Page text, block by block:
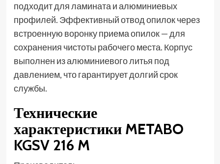
подходит для ламината и алюминиевых
профилей. Эффективный отвод опилок через
встроенную воронку приема опилок — для
сохранения чистоты рабочего места. Корпус
выполнен из алюминиевого литья под
давлением, что гарантирует долгий срок
службы.
Технические
характеристики METABO
KGSV 216 M